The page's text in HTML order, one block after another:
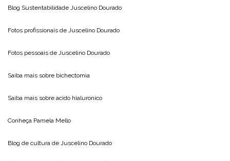
Blog Sustentabilidade Juscelino Dourado
Fotos profissionais de Juscelino Dourado
Fotos pessoais de Juscelino Dourado
Saiba mais sobre bichectomia
Saiba mais sobre acido hialuronico
Conheça Pamela Mello
Blog de cultura de Juscelino Dourado